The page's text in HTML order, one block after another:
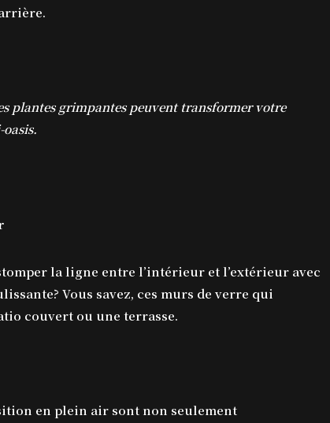
plantes grimpantes peuvent transformer votre
la ligne entre l’intérieur et l’extérieur avec
Vous savez, ces murs de verre qui
couvert ou une terrasse.
en plein air sont non seulement